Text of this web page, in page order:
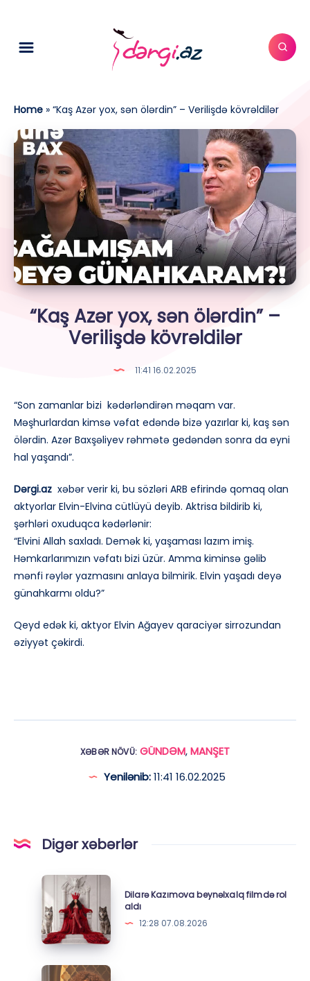
Home » “Kaş Azər yox, sən ölərdin” – Verilişdə kövrəldilər
“Kaş Azər yox, sən ölərdin” –
Verilişdə kövrəldilər
11:41 16.02.2025
“Son zamanlar bizi kədərləndirən məqam var.
Məşhurlardan kimsə vəfat edəndə bizə yazırlar ki, kaş sən
ölərdin. Azər Baxşəliyev rəhmətə gedəndən sonra da eyni
hal yaşandı”.
Dərgi.az xəbər verir ki, bu sözləri ARB efirində qomaq olan
aktyorlar Elvin-Elvina cütlüyü deyib. Aktrisa bildirib ki,
şərhləri oxuduqca kədərlənir:
“Elvini Allah saxladı. Demək ki, yaşaması lazım imiş.
Həmkarlarımızın vəfatı bizi üzür. Amma kiminsə gəlib
mənfi rəylər yazmasını anlaya bilmirik. Elvin yaşadı deyə
günahkarmı oldu?”
Qeyd edək ki, aktyor Elvin Ağayev qaraciyər sirrozundan
əziyyət çəkirdi.
XƏBƏR NÖVÜ: GÜNDƏM,MANŞET
Yenilənib:11:41 16.02.2025
Digər xəbərlər
Dilarə
Kazımova
beynəlxalq
filmdə
rol
aldı
Dilarə Kazımova beynəlxalq filmdə rol
aldı
12:28 07.08.2026
Mehin